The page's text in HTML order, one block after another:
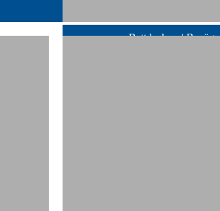
Bettdecken /-Bezüge